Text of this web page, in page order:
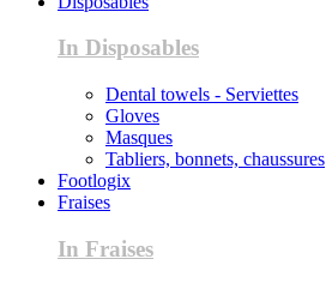
In Disposables
Dental towels - Serviettes
Gloves
Masques
Tabliers, bonnets, chaussures
Footlogix
Fraises
In Fraises